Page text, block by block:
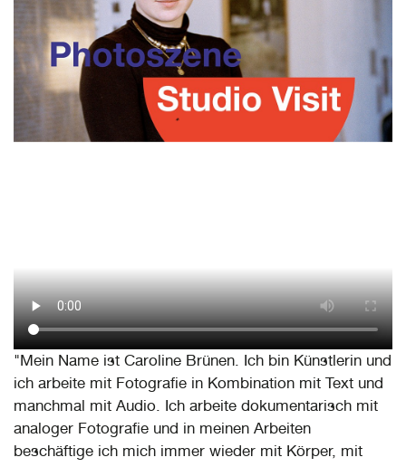
"Mein Name ist Caroline Brünen. Ich bin Künstlerin und
ich arbeite mit Fotografie in Kombination mit Text und
manchmal mit Audio. Ich arbeite dokumentarisch mit
analoger Fotografie und in meinen Arbeiten
beschäftige ich mich immer wieder mit Körper, mit